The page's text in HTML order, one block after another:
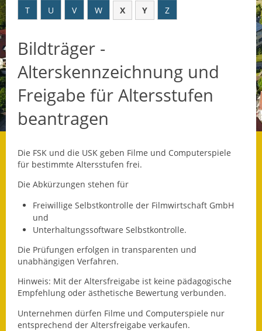
Datenschutz
Gebärdensprache
Was die Alten noch
wussten!
Wagner-Werkstatt
Informationsbroschüre
Infos in Leichter Sprache
Mitteilungsblatt
T
U V W X Y Z
Bildträger -
Alterskennzeichnung und
Freigabe für Altersstufen
beantragen
Die FSK und die USK geben Filme und Computerspiele
für bestimmte Altersstufen frei.
Die Abkürzungen stehen für
Freiwillige Selbstkontrolle der Filmwirtschaft GmbH
und
Unterhaltungssoftware Selbstkontrolle.
Die Prüfungen erfolgen in transparenten und
unabhängigen Verfahren.
Hinweis: Mit der Altersfreigabe ist keine pädagogische
Empfehlung oder ästhetische Bewertung verbunden.
Unternehmen dürfen Filme und Computerspiele nur
entsprechend der Altersfreigabe verkaufen.